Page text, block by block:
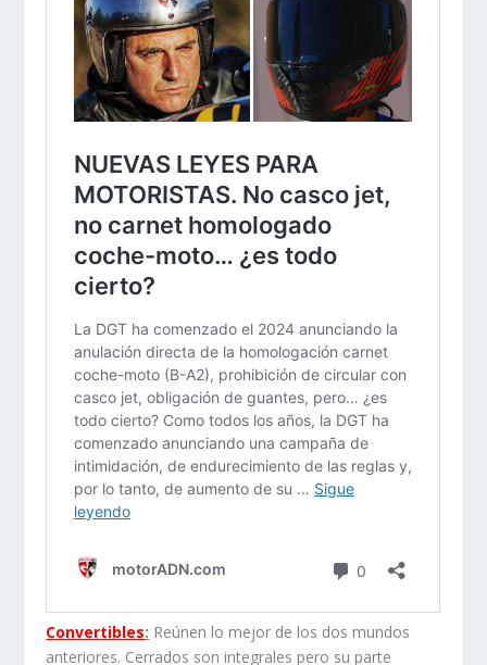
Convertibles: Reúnen lo mejor de los dos mundos
anteriores. Cerrados son integrales pero su parte